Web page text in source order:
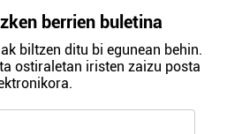
berrien buletina
biltzen ditu bi egunean behin.
ostiraletan iristen zaizu posta